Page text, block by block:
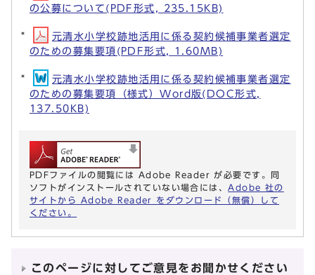
の公募について(PDF形式, 235.15KB)
元清水小学校跡地活用に係る契約候補事業者選定
のための募集要項(PDF形式, 1.60MB)
元清水小学校跡地活用に係る契約候補事業者選定
のための募集要項（様式）Word版(DOC形式,
137.50KB)
PDFファイルの閲覧には Adobe Reader が必要です。同
ソフトがインストールされていない場合には、 Adobe 社の
サイトから Adobe Reader をダウンロード（無償）して
ください。
このページに対してご意見をお聞かせください